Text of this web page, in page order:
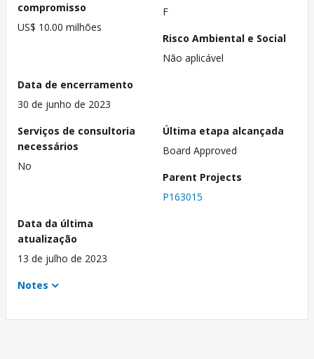
compromisso
US$ 10.00 milhões
F
Risco Ambiental e Social
Não aplicável
Data de encerramento
30 de junho de 2023
Serviços de consultoria
necessários
No
Última etapa alcançada
Board Approved
Parent Projects
P163015
Data da última
atualização
13 de julho de 2023
Notes